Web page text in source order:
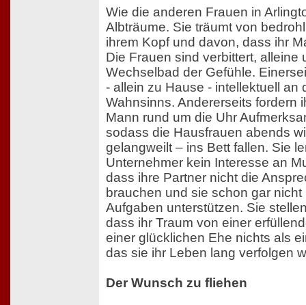
Wie die anderen Frauen in
Albträume. Sie träumt von
ihrem Kopf und davon, dass ihr
Die Frauen sind verbittert, alleine
Wechselbad der Gefühle.
- allein zu Hause - intellektuell an
Wahnsinns. Andererseits fordern
Mann rund um die Uhr
sodass die Hausfrauen abends
gelangweilt – ins Bett fallen. Sie
Unternehmer kein Interesse an
dass ihre Partner nicht die
brauchen und sie schon gar
Aufgaben unterstützen. Sie
dass ihr Traum von einer
einer glücklichen Ehe nichts als
das sie ihr Leben lang verfolgen
Der Wunsch zu fliehen